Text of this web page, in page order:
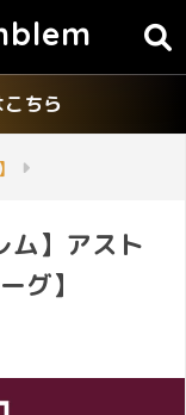
こちら
ム】アスト
グ】